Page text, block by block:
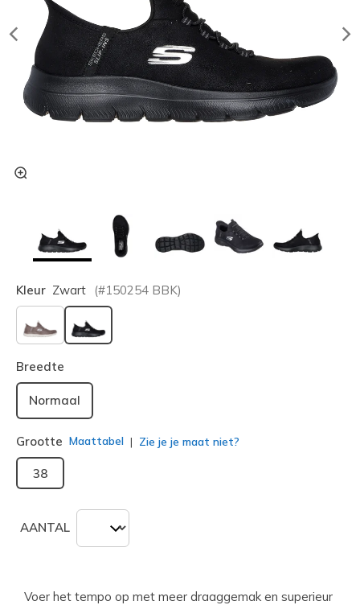
Kleur Zwart (#150254 BBK)
geselecteerd
Breedte
Normaal
Grootte Maattabel Zie je je maat niet?
38
AANTAL
Voer het tempo op met meer draaggemak en superieur